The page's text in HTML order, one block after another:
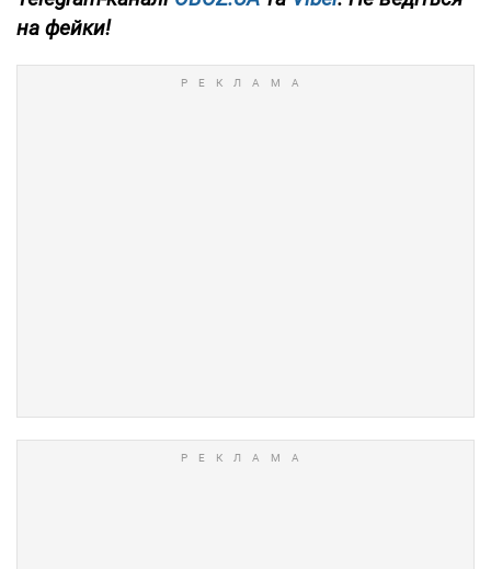
на фейки!